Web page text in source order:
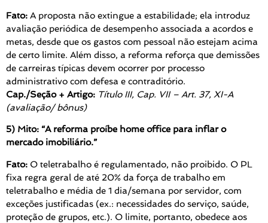
Fato: A proposta não extingue a estabilidade; ela introduz
avaliação periódica de desempenho associada a acordos e
metas, desde que os gastos com pessoal não estejam acima
de certo limite. Além disso, a reforma reforça que demissões
de carreiras típicas devem ocorrer por processo
administrativo com defesa e contraditório.
Cap./Seção + Artigo: Título III, Cap. VII – Art. 37, XI-A
(avaliação/ bônus)
5) Mito: “A reforma proíbe home office para inflar o
mercado imobiliário.”
Fato: O teletrabalho é regulamentado, não proibido. O PL
fixa regra geral de até 20% da força de trabalho em
teletrabalho e média de 1 dia/semana por servidor, com
exceções justificadas (ex.: necessidades do serviço, saúde,
proteção de grupos, etc.). O limite, portanto, obedece aos